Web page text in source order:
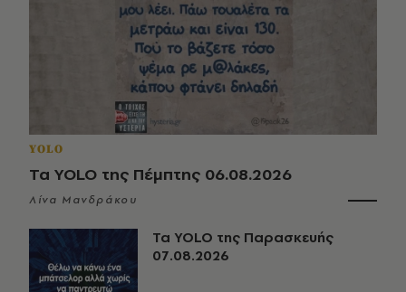
YOLO
Τα YOLO της Πέμπτης 06.08.2026
Λίνα Μανδράκου
Τα YOLO της Παρασκευής
07.08.2026